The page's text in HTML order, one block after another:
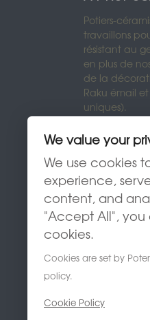
Potiers-
travaillons
résistant au
en plus de
de la
Raku émail
uniques).
We value your
We use cookies
experience,
content, and
"Accept All", you
cookies.
Cookies are set by
policy.
Cookie Policy